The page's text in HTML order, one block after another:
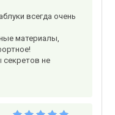
всегда очень
материалы,
не